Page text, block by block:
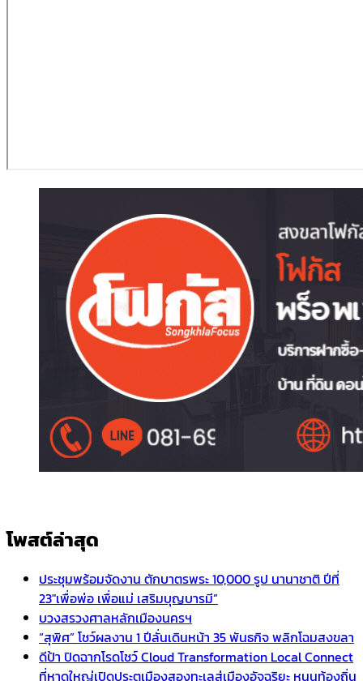
โพสต์ล่าสุด
ประชุมพร้อมจัดงาน ตักบาตรพระ 10,000 รูป นานาชาติ ปีที่
23″เพื่อพ่อ เพื่อแม่ เสริมบุญบารมี”
บวงสรวงศาลหลักเมืองนครฯ
“สุพิศ” โชว์ผลงาน 1 ปีลั่นเดินหน้า 35 พันธกิจ พลิกโฉมสงขลา
ดีป้า ปิดฉากโรดโชว์ Cloud Transformation Local Connect
ที่หาดใหญ่เปิดประตูเมืองสองทะเลสู่เมืองอัจฉริยะ หนุนท้องถิ่น